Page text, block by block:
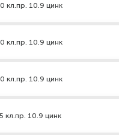
кл.пр. 10.9 цинк
кл.пр. 10.9 цинк
кл.пр. 10.9 цинк
кл.пр. 10.9 цинк